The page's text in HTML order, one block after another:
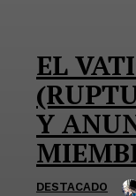
EL
Y
DESTACADO